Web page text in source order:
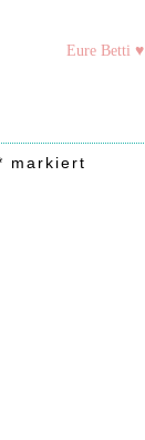
Eure Betti ♥
markiert